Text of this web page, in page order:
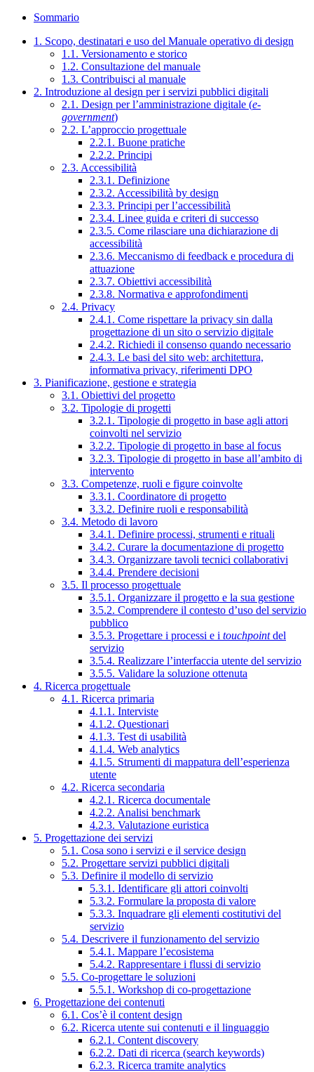
Sommario
1. Scopo, destinatari e uso del Manuale operativo di design
1.1. Versionamento e storico
1.2. Consultazione del manuale
1.3. Contribuisci al manuale
2. Introduzione al design per i servizi pubblici digitali
2.1. Design per l’amministrazione digitale (e-
government)
2.2. L’approccio progettuale
2.2.1. Buone pratiche
2.2.2. Principi
2.3. Accessibilità
2.3.1. Definizione
2.3.2. Accessibilità by design
2.3.3. Principi per l’accessibilità
2.3.4. Linee guida e criteri di successo
2.3.5. Come rilasciare una dichiarazione di
accessibilità
2.3.6. Meccanismo di feedback e procedura di
attuazione
2.3.7. Obiettivi accessibilità
2.3.8. Normativa e approfondimenti
2.4. Privacy
2.4.1. Come rispettare la privacy sin dalla
progettazione di un sito o servizio digitale
2.4.2. Richiedi il consenso quando necessario
2.4.3. Le basi del sito web: architettura,
informativa privacy, riferimenti DPO
3. Pianificazione, gestione e strategia
3.1. Obiettivi del progetto
3.2. Tipologie di progetti
3.2.1. Tipologie di progetto in base agli attori
coinvolti nel servizio
3.2.2. Tipologie di progetto in base al focus
3.2.3. Tipologie di progetto in base all’ambito di
intervento
3.3. Competenze, ruoli e figure coinvolte
3.3.1. Coordinatore di progetto
3.3.2. Definire ruoli e responsabilità
3.4. Metodo di lavoro
3.4.1. Definire processi, strumenti e rituali
3.4.2. Curare la documentazione di progetto
3.4.3. Organizzare tavoli tecnici collaborativi
3.4.4. Prendere decisioni
3.5. Il processo progettuale
3.5.1. Organizzare il progetto e la sua gestione
3.5.2. Comprendere il contesto d’uso del servizio
pubblico
3.5.3. Progettare i processi e i touchpointdel
servizio
3.5.4. Realizzare l’interfaccia utente del servizio
3.5.5. Validare la soluzione ottenuta
4. Ricerca progettuale
4.1. Ricerca primaria
4.1.1. Interviste
4.1.2. Questionari
4.1.3. Test di usabilità
4.1.4. Web analytics
4.1.5. Strumenti di mappatura dell’esperienza
utente
4.2. Ricerca secondaria
4.2.1. Ricerca documentale
4.2.2. Analisi benchmark
4.2.3. Valutazione euristica
5. Progettazione dei servizi
5.1. Cosa sono i servizi e il service design
5.2. Progettare servizi pubblici digitali
5.3. Definire il modello di servizio
5.3.1. Identificare gli attori coinvolti
5.3.2. Formulare la proposta di valore
5.3.3. Inquadrare gli elementi costitutivi del
servizio
5.4. Descrivere il funzionamento del servizio
5.4.1. Mappare l’ecosistema
5.4.2. Rappresentare i flussi di servizio
5.5. Co-progettare le soluzioni
5.5.1. Workshop di co-progettazione
6. Progettazione dei contenuti
6.1. Cos’è il content design
6.2. Ricerca utente sui contenuti e il linguaggio
6.2.1. Content discovery
6.2.2. Dati di ricerca (search keywords)
6.2.3. Ricerca tramite analytics